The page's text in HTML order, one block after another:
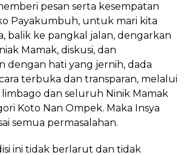
pesan serta kesempatan
Payakumbuh, untuk mari kita
balik ke pangkal jalan, dengarkan
Mamak, diskusi, dan
dengan hati yang jernih, dada
terbuka dan transparan, melalui
dan seluruh Ninik Mamak
Koto Nan Ompek. Maka Insya
semua permasalahan.
ini tidak berlarut dan tidak